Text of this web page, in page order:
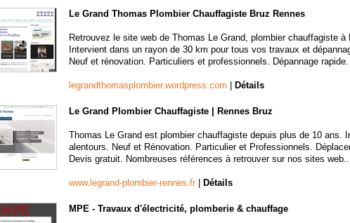
Le Grand Thomas Plombier Chauffagiste Bruz Rennes
Retrouvez le site web de Thomas Le Grand, plombier chauffagiste
Intervient dans un rayon de 30 km pour tous vos travaux et
Neuf et rénovation. Particuliers et professionnels. Dépannage
legrandthomasplombier.wordpress.com Détails
Le Grand Plombier Chauffagiste | Rennes Bruz
Thomas Le Grand est plombier chauffagiste depuis plus de 10 ans.
alentours. Neuf et Rénovation. Particulier et Professionnels.
Devis gratuit. Nombreuses références à retrouver sur nos sites
www.legrand-plombier-rennes.fr Détails
MPE - Travaux d'électricité, plomberie & chauffage